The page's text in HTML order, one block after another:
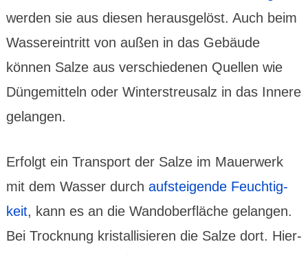
werden sie aus diesen heraus­gelöst. Auch beim
Wasser­ein­tritt von außen in das Gebäude
können Salze aus ver­schie­denen Quellen wie
Dünge­mitteln oder Winter­streu­salz in das Innere
gelangen.
Erfolgt ein Trans­port der Salze im Mauer­werk
mit dem Wasser durch auf­stei­gende Feuch­tig­
keit, kann es an die Wand­ober­fläche gelangen.
Bei Trock­nung kristal­lisie­ren die Salze dort. Hier­